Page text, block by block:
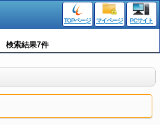
TOPページ マイページ PCサイト
検索結果7件